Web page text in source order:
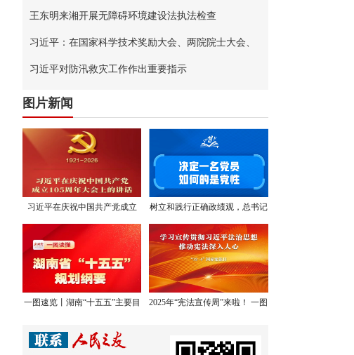
王东明来湘开展无障碍环境建设法执法检查
习近平：在国家科学技术奖励大会、两院院士大会、
中国科协第十一次全国代表大会上的讲话
习近平对防汛救灾工作作出重要指示
图片新闻
习近平在庆祝中国共产党成立
105周年大会上的讲话，学金
句，悟深意！
树立和践行正确政绩观，总书记
提出明确要求
一图速览丨湖南“十五五”主要目
2025年“宪法宣传周”来啦！ 一图